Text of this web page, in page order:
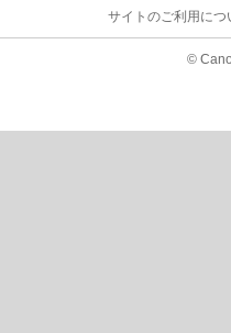
サイトのご利用につ
©